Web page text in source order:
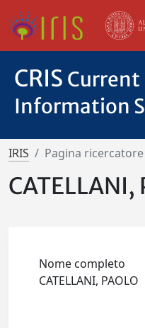
CRIS Current
Information
IRIS Pagina ricercatore
CATELLANI,
Nome completo
CATELLANI, PAOLO